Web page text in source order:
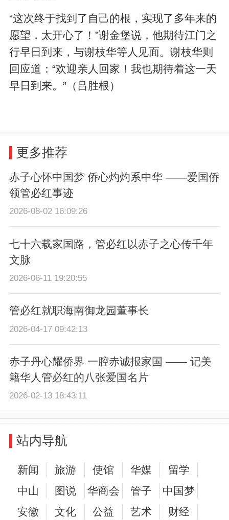
“这次终于找到了自己的根，实现了多年来的
愿望，太开心了！”谢金堡说，他期待江门之
行早日到来，与谢枝华等人见面。谢枝华则
回应道：“欢迎亲人回家！我也期待着这一天
早日到来。”（吕胜根）
更多推荐
赤子心怀中国梦 侨心灼灼系中华 ——爱国侨
领管必红事迹
2026-08-02 16:09:26
七十六载家国路，管必红以赤子之心传千年
文脉
2026-06-11 19:20:55
管必红就职海南御龙园董事长
2026-04-17 09:42:13
赤子丹心耀侨界 一腔赤诚报家国 —— 记美
籍华人管必红的八张爱国名片
2026-02-13 18:43:11
站内导航
新闻 旅游 使馆 华媒
留学
中山
图说 华商会 管子
中国梦
安徽
文化 公益 艺术 财经